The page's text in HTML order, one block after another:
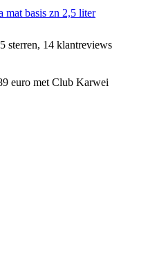
basis zn 2,5 liter
sterren, 14 klantreviews
euro met Club Karwei